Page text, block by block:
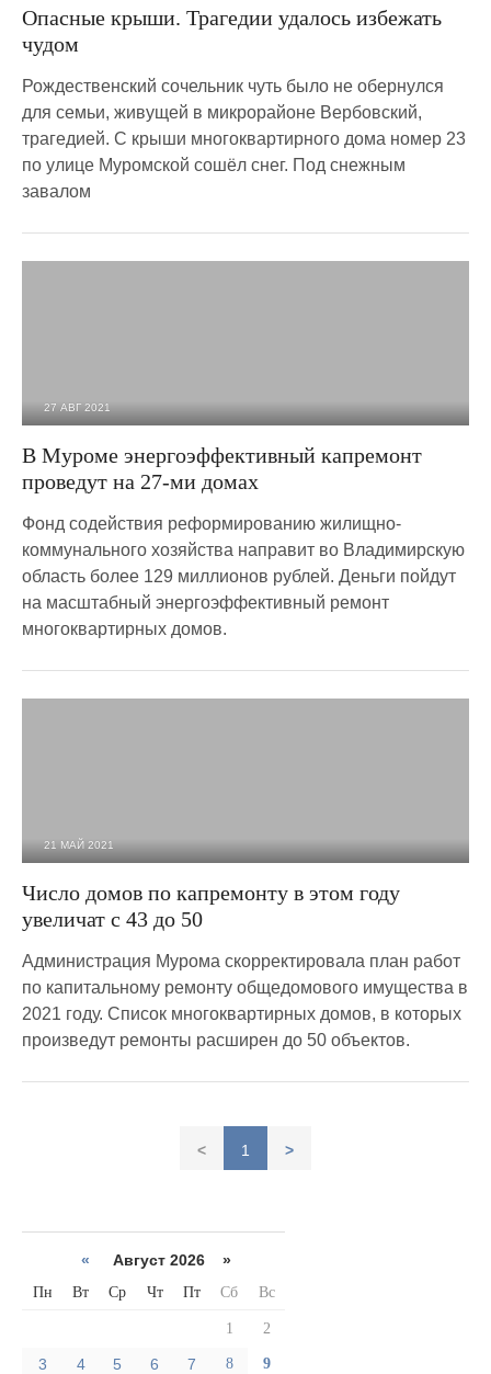
Опасные крыши. Трагедии удалось избежать
чудом
Рождественский сочельник чуть было не обернулся
для семьи, живущей в микрорайоне Вербовский,
трагедией. С крыши многоквартирного дома номер 23
по улице Муромской сошёл снег. Под снежным
завалом
27 АВГ 2021
В Муроме энергоэффективный капремонт
проведут на 27-ми домах
Фонд содействия реформированию жилищно-
коммунального хозяйства направит во Владимирскую
область более 129 миллионов рублей. Деньги пойдут
на масштабный энергоэффективный ремонт
многоквартирных домов.
21 МАЙ 2021
Число домов по капремонту в этом году
увеличат с 43 до 50
Администрация Мурома скорректировала план работ
по капитальному ремонту общедомового имущества в
2021 году. Список многоквартирных домов, в которых
произведут ремонты расширен до 50 объектов.
< 1 >
« Август 2026 »
Пн Вт Ср Чт Пт Сб Вс
1 2
3 4 5 6 7 8 9